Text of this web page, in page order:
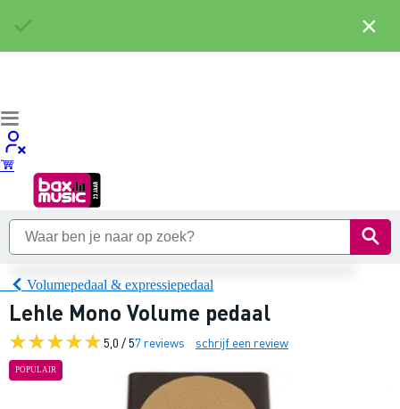
Volumepedaal & expressiepedaal
Lehle Mono Volume pedaal
5,0 / 57 reviews schrijf een review
POPULAIR
×